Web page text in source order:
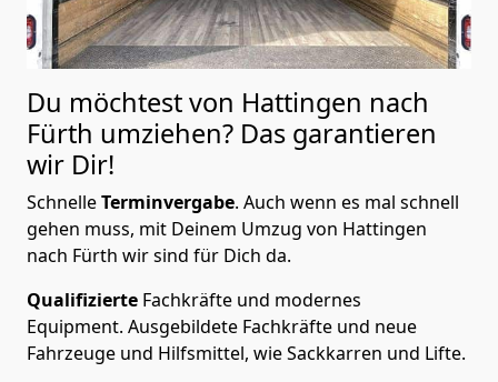
Du möchtest von Hattingen nach
Fürth umziehen? Das garantieren
wir Dir!
SchnelleTerminvergabe. Auch wenn es mal schnell
gehen muss, mit Deinem Umzug von Hattingen
nach Fürth wir sind für Dich da.
Qualifizierte Fachkräfte und modernes
Equipment. Ausgebildete Fachkräfte und neue
Fahrzeuge und Hilfsmittel, wie Sackkarren und Lifte.